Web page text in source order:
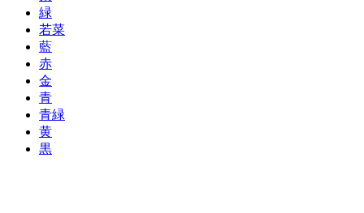
緑
若菜
藍
赤
金
青
青緑
黄
黒